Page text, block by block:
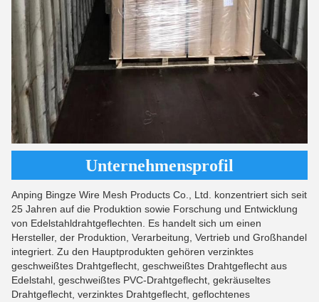
Unternehmensprofil
Anping Bingze Wire Mesh Products Co., Ltd. konzentriert sich seit
25 Jahren auf die Produktion sowie Forschung und Entwicklung
von Edelstahldrahtgeflechten. Es handelt sich um einen
Hersteller, der Produktion, Verarbeitung, Vertrieb und Großhandel
integriert. Zu den Hauptprodukten gehören verzinktes
geschweißtes Drahtgeflecht, geschweißtes Drahtgeflecht aus
Edelstahl, geschweißtes PVC-Drahtgeflecht, gekräuseltes
Drahtgeflecht, verzinktes Drahtgeflecht, geflochtenes